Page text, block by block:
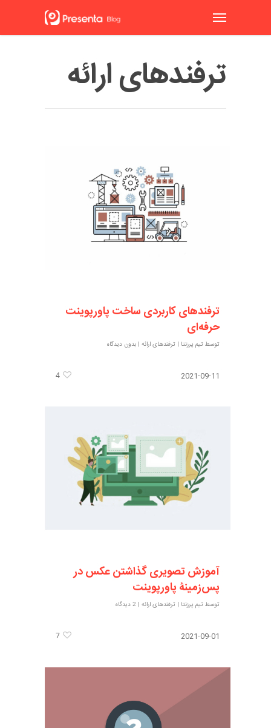
ترفندهای ارائه
ترفندهای کاربردی ساخت پاورپوینت
حرفه‌ای
توسط تیم پرزنتا | ترفندهای ارائه |بدون دیدگاه
2021-09-11
4
آموزش تصویری گذاشتن عکس در
پس‌زمینۀ پاورپوینت
توسط تیم پرزنتا | ترفندهای ارائه |2 دیدگاه
2021-09-01
7